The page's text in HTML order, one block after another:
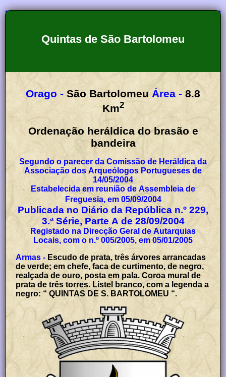
Quintas de São Bartolomeu
Orago - São Bartolomeu Área - 8.8
Km2
Ordenação heráldica do brasão e
bandeira
Segundo o parecer da Comissão de Heráldica da
Associação dos Arqueólogos Portugueses de
14/05/2004
Estabelecida em reunião de Assembleia de
Freguesia, em 05/09/2004
Publicada no Diário da República n.º 229,
3.ª Série, Parte A de 28/09/2004
Registado na Direcção Geral de Autarquias
Locais, com o n.º 005/2005, em 05/01/2005
Armas - Escudo de prata, três árvores arrancadas
de verde; em chefe, faca de curtimento, de negro,
realçada de ouro, posta em pala. Coroa mural de
prata de três torres. Listel branco, com a legenda a
negro: “ QUINTAS DE S. BARTOLOMEU “.